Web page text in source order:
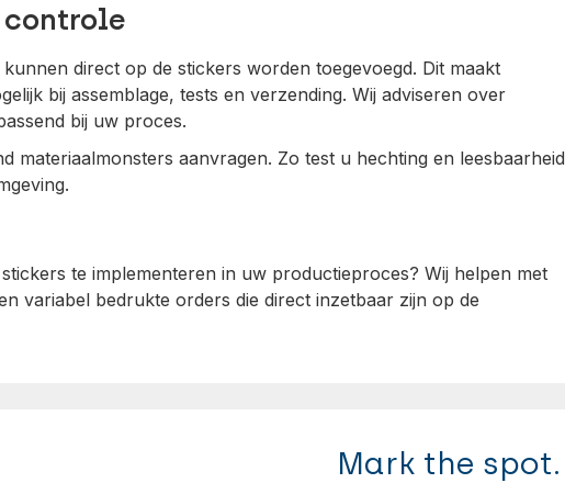
direct op de stickers worden toegevoegd. Dit maakt
bij assemblage, tests en verzending. Wij adviseren over
bij uw proces.
materiaalmonsters aanvragen. Zo test u hechting en leesbaarheid
te implementeren in uw productieproces? Wij helpen met
variabel bedrukte orders die direct inzetbaar zijn op de
Mark the spot.